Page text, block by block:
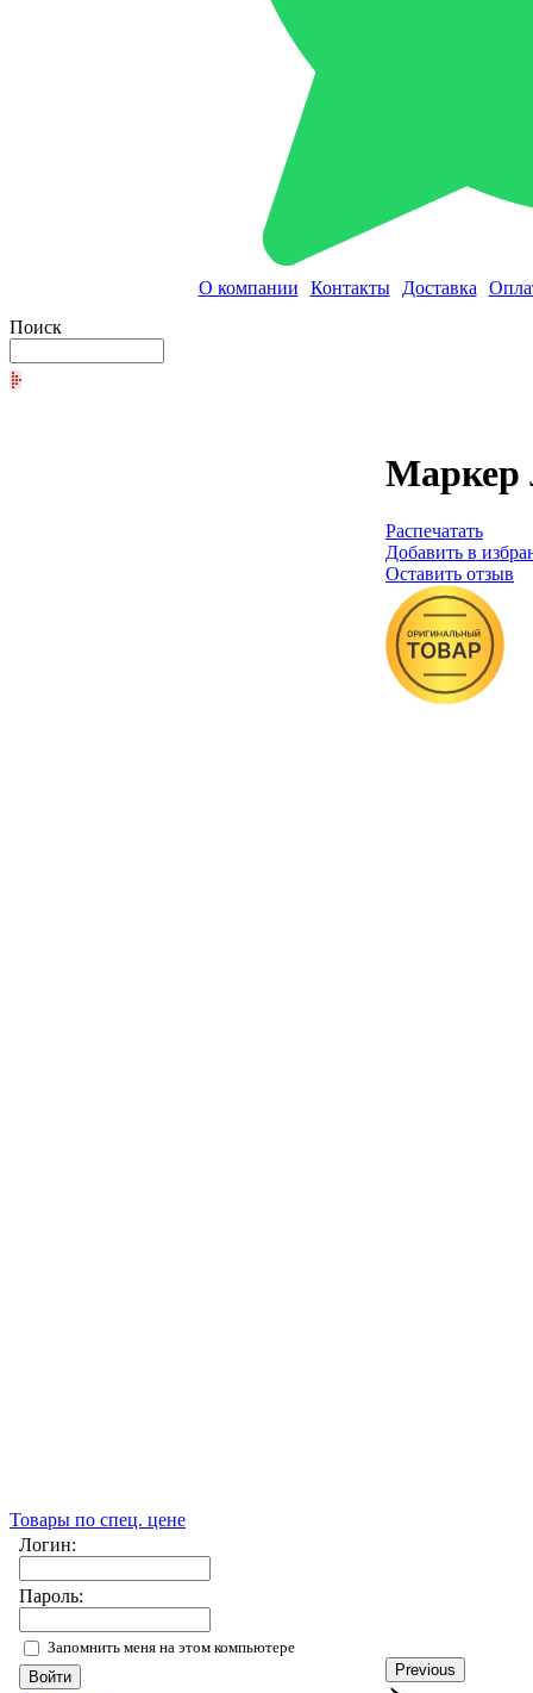
О компании Контакты Доставка
Поиск
Товары по спец. цене
Логин:
Пароль:
Запомнить меня на этом компьютере
Маркер
Распечатать
Добавить в
Оставить отзыв
Previous